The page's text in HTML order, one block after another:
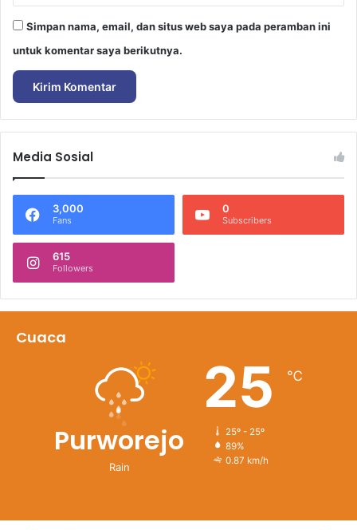
Simpan nama, email, dan situs web saya pada peramban ini
untuk komentar saya berikutnya.
Media Sosial
3,000
Fans
0
Subscribers
615
Followers
Cuaca
Purworejo
Rain
25 ℃
25º - 25º
89%
0.87 km/h